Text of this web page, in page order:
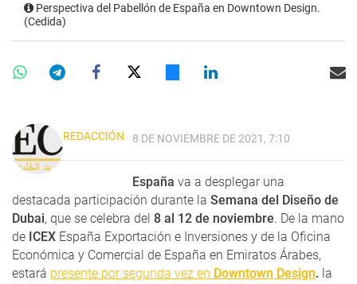
Perspectiva del Pabellón de España en Downtown Design.
(Cedida)
REDACCIÓN 8 DE NOVIEMBRE DE 2021, 7:10
España va a desplegar una
destacada participación durante la Semana del Diseño de
Dubai, que se celebra del 8 al 12 de noviembre. De la mano
de ICEX España Exportación e Inversiones y de la Oficina
Económica y Comercial de España en Emiratos Árabes,
estará presente por segunda vez en Downtown Design. la